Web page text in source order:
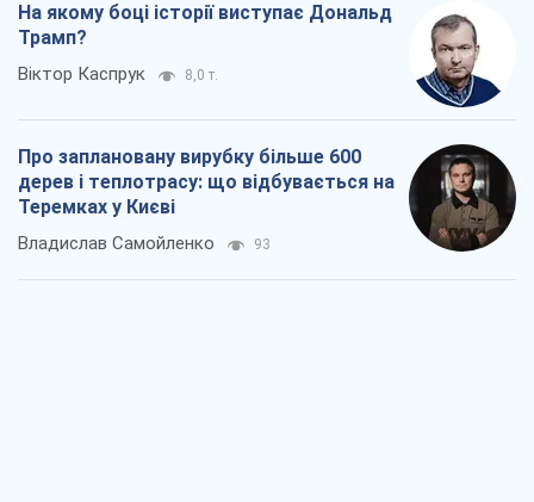
На якому боці історії виступає Дональд
Трамп?
Віктор Каспрук 8,0 т.
Про заплановану вирубку більше 600
дерев і теплотрасу: що відбувається на
Теремках у Києві
Владислав Самойленко 93